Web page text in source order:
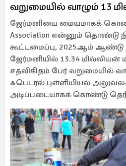
வறுமையில் வாழும் 13
ஜேர்மனியை மையமாகக் கொண்ட
Association என்னும் தொண்டு
கூட்டமைப்பு, 2025ஆம் ஆண்டு
ஜேர்மனியில் 13.34 மில்லியன்
சதவிகிதம் பேர் வறுமையில்
ஃபெடரல் புள்ளியியல்
அடிப்படையாகக் கொண்டு